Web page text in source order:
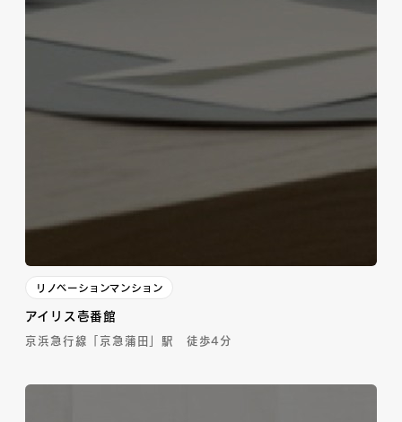
リノベーションマンション
アイリス壱番館
京浜急行線「京急蒲田」駅 徒歩4分